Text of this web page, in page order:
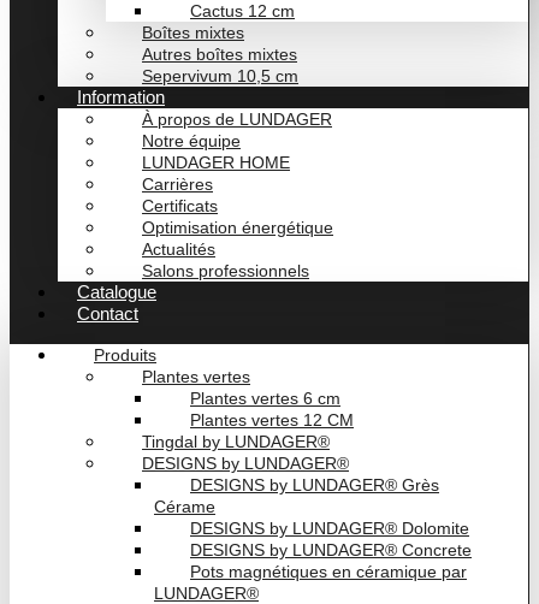
Cactus 12 cm
Boîtes mixtes
Autres boîtes mixtes
Sepervivum 10,5 cm
Information
À propos de LUNDAGER
Notre équipe
LUNDAGER HOME
Carrières
Certificats
Optimisation énergétique
Actualités
Salons professionnels
Catalogue
Contact
Produits
Plantes vertes
Plantes vertes 6 cm
Plantes vertes 12 CM
Tingdal by LUNDAGER®
DESIGNS by LUNDAGER®
DESIGNS by LUNDAGER® Grès
Cérame
DESIGNS by LUNDAGER® Dolomite
DESIGNS by LUNDAGER® Concrete
Pots magnétiques en céramique par
LUNDAGER®